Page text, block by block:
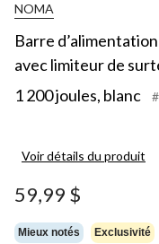
NOMA
Barre
avec limiteur de
1 200 joules, blanc
Voir détails du produit
59,99 $
Mieux notés Exclusivité